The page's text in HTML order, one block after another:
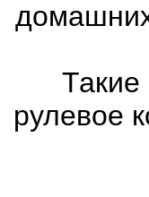
Такие
рулевое